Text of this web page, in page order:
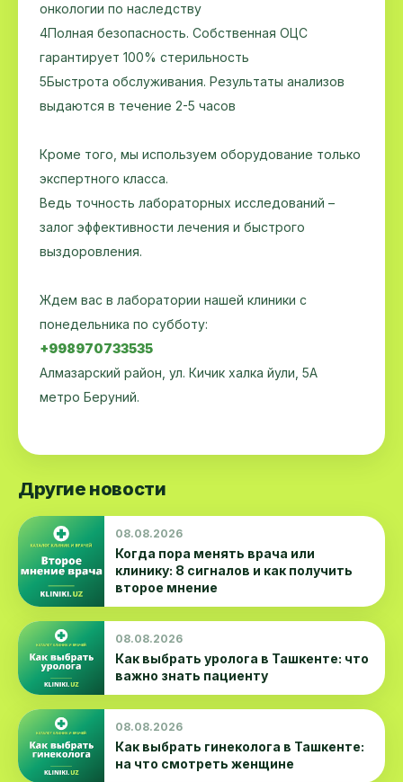
онкологии по наследству
4Полная безопасность. Собственная ОЦС
гарантирует 100% стерильность
5Быстрота обслуживания. Результаты анализов
выдаются в течение 2-5 часов
Кроме того, мы используем оборудование только
экспертного класса.
Ведь точность лабораторных исследований –
залог эффективности лечения и быстрого
выздоровления.
Ждем вас в лаборатории нашей клиники с
понедельника по субботу:
+998970733535
Алмазарский район, ул. Кичик халка йули, 5А
метро Беруний.
Другие новости
08.08.2026
Когда пора менять врача или
клинику: 8 сигналов и как получить
второе мнение
08.08.2026
Как выбрать уролога в Ташкенте: что
важно знать пациенту
08.08.2026
Как выбрать гинеколога в Ташкенте:
на что смотреть женщине